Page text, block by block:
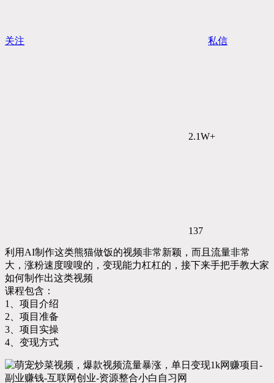
关注 私信
2.1W+
137
利用AI制作这类熊猫做饭的视频非常新颖，而且流量非常
大，涨粉速度嗖嗖的，变现能力杠杠的，接下来手把手教大家
如何制作出这类视频
课程包含：
1、项目介绍
2、项目准备
3、项目实操
4、变现方式